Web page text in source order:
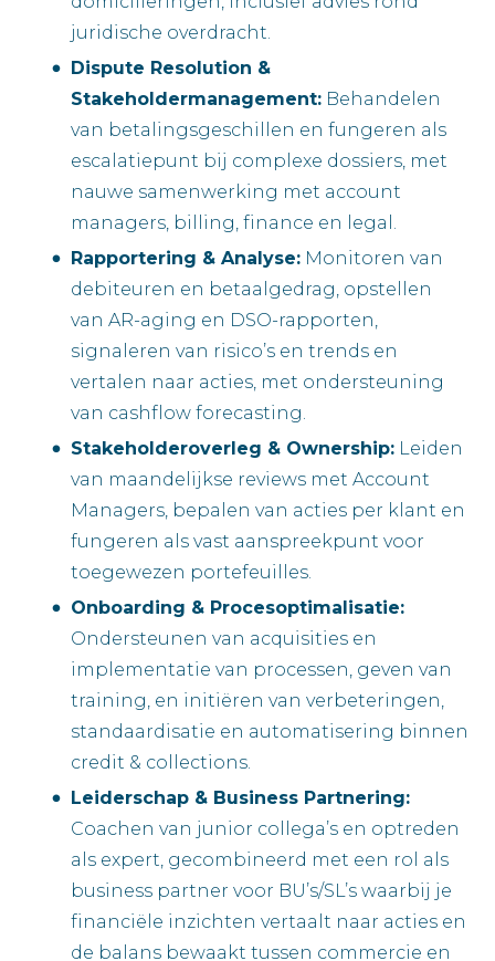
juridische overdracht.
Dispute Resolution &
Stakeholdermanagement: Behandelen
van betalingsgeschillen en fungeren als
escalatiepunt bij complexe dossiers, met
nauwe samenwerking met account
managers, billing, finance en legal.
Rapportering & Analyse: Monitoren van
debiteuren en betaalgedrag, opstellen
van AR-aging en DSO-rapporten,
signaleren van risico’s en trends en
vertalen naar acties, met ondersteuning
van cashflow forecasting.
Stakeholderoverleg & Ownership: Leiden
van maandelijkse reviews met Account
Managers, bepalen van acties per klant en
fungeren als vast aanspreekpunt voor
toegewezen portefeuilles.
Onboarding & Procesoptimalisatie:
Ondersteunen van acquisities en
implementatie van processen, geven van
training, en initiëren van verbeteringen,
standaardisatie en automatisering binnen
credit & collections.
Leiderschap & Business Partnering:
Coachen van junior collega’s en optreden
als expert, gecombineerd met een rol als
business partner voor BU’s/SL’s waarbij je
financiële inzichten vertaalt naar acties en
de balans bewaakt tussen commercie en